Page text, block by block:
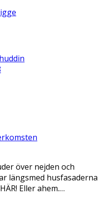
över nejden och
längsmed husfasaderna
Eller ahem.…